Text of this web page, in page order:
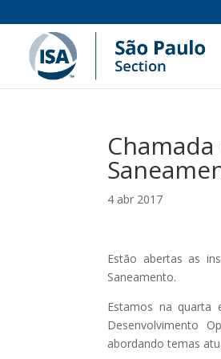
4 abr 2017
Estão abertas as
Saneamento.
Estamos na quarta
Desenvolvimento
abordando temas